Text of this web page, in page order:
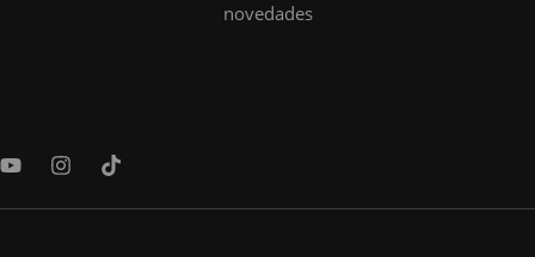
novedades
Y
u
I
s
T
k